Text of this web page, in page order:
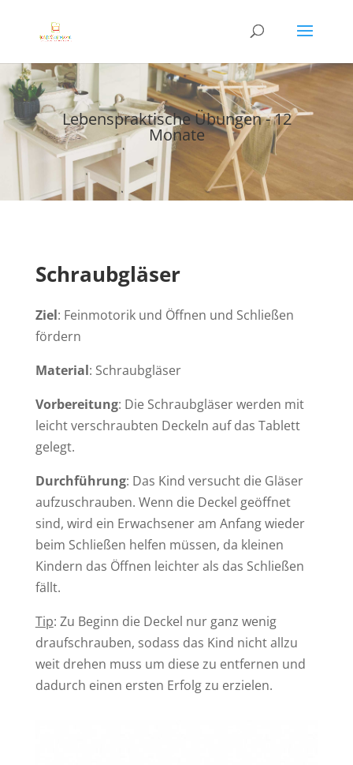
Lebenspraktische Übungen - 12
Monate
Schraubgläser
Ziel: Feinmotorik und Öffnen und Schließen
fördern
Material: Schraubgläser
Vorbereitung: Die Schraubgläser werden mit
leicht verschraubten Deckeln auf das Tablett
gelegt.
Durchführung: Das Kind versucht die Gläser
aufzuschrauben. Wenn die Deckel geöffnet
sind, wird ein Erwachsener am Anfang wieder
beim Schließen helfen müssen, da kleinen
Kindern das Öffnen leichter als das Schließen
fällt.
Tip: Zu Beginn die Deckel nur ganz wenig
draufschrauben, sodass das Kind nicht allzu
weit drehen muss um diese zu entfernen und
dadurch einen ersten Erfolg zu erzielen.